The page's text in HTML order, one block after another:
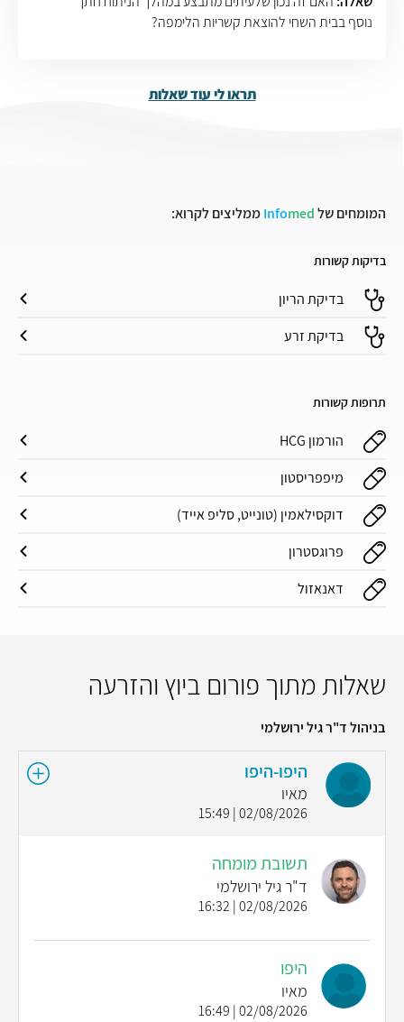
נוסף בבית השחי להוצאת קשריות הלימפה?
תראו לי עוד שאלות
המומחים של Infomed ממליצים לקרוא:
בדיקות קשורות
בדיקת הריון
בדיקת זרע
תרופות קשורות
הורמון HCG
מיפפריסטון
דוקסילאמין (טונייט, סליפ אייד)
פרוגסטרון
דאנאזול
שאלות מתוך פורום ביוץ והזרעה
בניהול ד"ר גיל ירושלמי
היפו-היפו
מאיו
02/08/2026 | 15:49
תשובת מומחה
ד"ר גיל ירושלמי
02/08/2026 | 16:32
היפו
מאיו
02/08/2026 | 16:49